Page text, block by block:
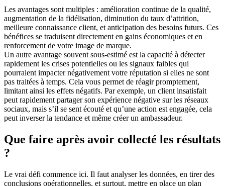
Les avantages sont multiples : amélioration continue de la qualité,
augmentation de la fidélisation, diminution du taux d’attrition,
meilleure connaissance client, et anticipation des besoins futurs. Ces
bénéfices se traduisent directement en gains économiques et en
renforcement de votre image de marque.
Un autre avantage souvent sous-estimé est la capacité à détecter
rapidement les crises potentielles ou les signaux faibles qui
pourraient impacter négativement votre réputation si elles ne sont
pas traitées à temps. Cela vous permet de réagir promptement,
limitant ainsi les effets négatifs. Par exemple, un client insatisfait
peut rapidement partager son expérience négative sur les réseaux
sociaux, mais s’il se sent écouté et qu’une action est engagée, cela
peut inverser la tendance et même créer un ambassadeur.
Que faire après avoir collecté les résultats
?
Le vrai défi commence ici. Il faut analyser les données, en tirer des
conclusions opérationnelles, et surtout, mettre en place un plan